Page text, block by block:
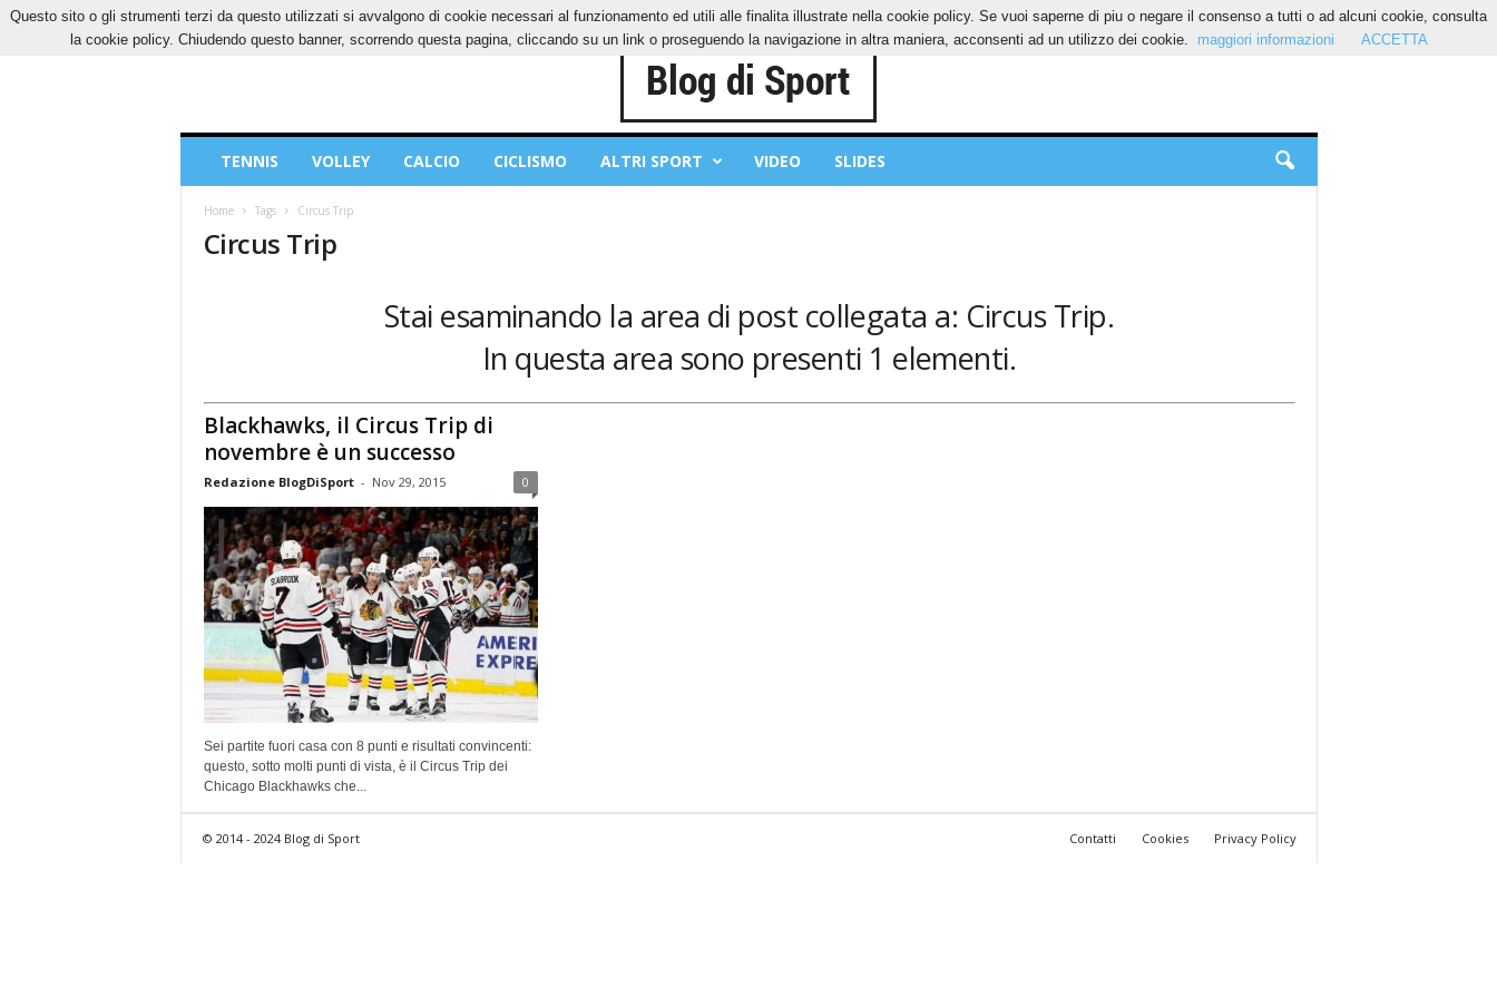
VENERDÌ, 7 AGOSTO 2026 CONTATTI COOKIES PRIVACY POLICY
Sport
TENNIS VOLLEY CALCIO CICLISMO ALTRI SPORT VIDEO SLIDES
Home Tags Circus Trip
Circus Trip
Stai esaminando la area di post collegata a: Circus Trip.
In questa area sono presenti 1 elementi.
Blackhawks, il Circus Trip di
novembre è un successo
Redazione BlogDiSport - Nov 29, 2015 0
Sei partite fuori casa con 8 punti e risultati convincenti:
questo, sotto molti punti di vista, è il Circus Trip dei
Chicago Blackhawks che...
Contatti Cookies Privacy Policy
© 2014 - 2024 Blog di Sport
Questo sito o gli strumenti terzi da questo utilizzati si avvalgono di cookie necessari al funzionamento ed utili alle finalita illustrate nella cookie policy. Se vuoi saperne di piu o negare il consenso a tutti o ad alcuni cookie, consulta
la cookie policy. Chiudendo questo banner, scorrendo questa pagina, cliccando su un link o proseguendo la navigazione in altra maniera, acconsenti ad un utilizzo dei cookie.
maggiori informazioni ACCETTA